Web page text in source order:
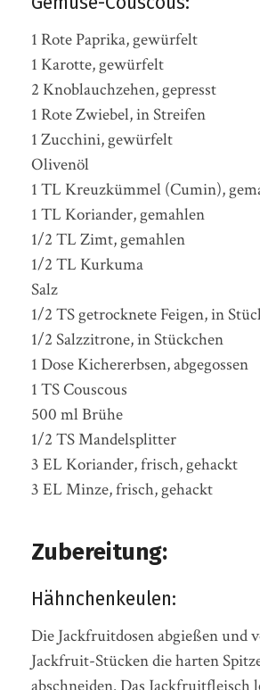
1 Rote Paprika, gewürfelt
1 Karotte, gewürfelt
2 Knoblauchzehen, gepresst
1 Rote Zwiebel, in Streifen
1 Zucchini, gewürfelt
Olivenöl
1 TL Kreuzkümmel (Cumin),
1 TL Koriander, gemahlen
1/2 TL Zimt, gemahlen
1/2 TL Kurkuma
Salz
1/2 TS getrocknete Feigen, in
1/2 Salzzitrone, in Stückchen
1 Dose Kichererbsen, abgegossen
1 TS Couscous
500 ml Brühe
1/2 TS Mandelsplitter
3 EL Koriander, frisch, gehackt
3 EL Minze, frisch, gehackt
Zubereitung:
Hähnchenkeulen:
Die Jackfruitdosen abgießen und
Jackfruit-Stücken die harten